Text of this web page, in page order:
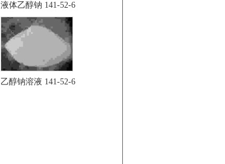
液体乙醇钠 141-52-6
乙醇钠溶液 141-52-6